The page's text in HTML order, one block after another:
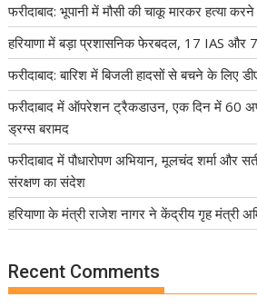
फरीदाबाद: भूपानी में मौसी की चाकू मारकर हत्या
हरियाणा में बड़ा प्रशासनिक फेरबदल, 17 IAS और
फरीदाबाद: बारिश में बिजली हादसों से बचने के लिए
फरीदाबाद में ऑपरेशन ट्रैकडाउन, एक दिन में 60
ड्रग्स बरामद
फरीदाबाद में पौधारोपण अभियान, मूलचंद शर्मा और
संरक्षण का संदेश
हरियाणा के मंत्री राजेश नागर ने केंद्रीय गृह मंत्री
Recent Comments